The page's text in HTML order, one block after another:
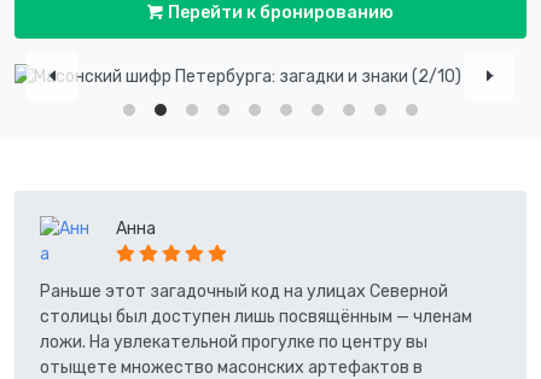
Перейти к бронированию
Анна
Раньше этот загадочный код на улицах Северной
столицы был доступен лишь посвящённым — членам
ложи. На увлекательной прогулке по центру вы
отыщете множество масонских артефактов в